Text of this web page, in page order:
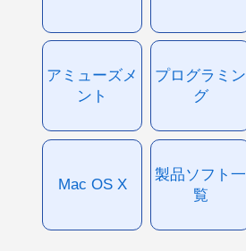
アミューズメ
ント
プログラミン
グ
Mac OS X
製品ソフト一
覧